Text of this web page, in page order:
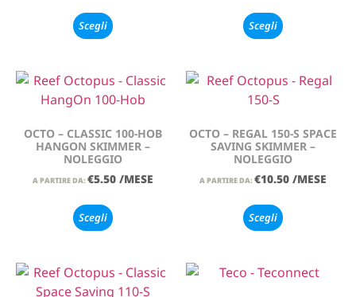
Scegli Scegli
OCTO – CLASSIC 100-HOB
HANGON SKIMMER –
NOLEGGIO
A PARTIRE DA: €5.50 /MESE
Scegli
OCTO – REGAL 150-S SPACE
SAVING SKIMMER –
NOLEGGIO
A PARTIRE DA: €10.50 /MESE
Scegli